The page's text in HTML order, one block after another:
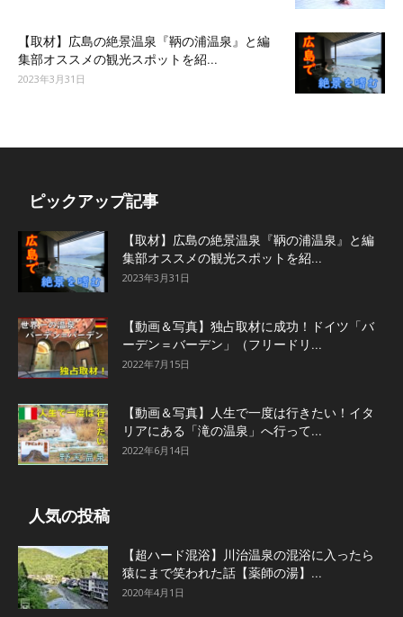
【取材】広島の絶景温泉『鞆の浦温泉』と編
集部オススメの観光スポットを紹...
2023年3月31日
ピックアップ記事
【取材】広島の絶景温泉『鞆の浦温泉』と編
集部オススメの観光スポットを紹...
2023年3月31日
【動画＆写真】独占取材に成功！ドイツ「バ
ーデン＝バーデン」（フリードリ...
2022年7月15日
【動画＆写真】人生で一度は行きたい！イタ
リアにある「滝の温泉」へ行って...
2022年6月14日
人気の投稿
【超ハード混浴】川治温泉の混浴に入ったら
猿にまで笑われた話【薬師の湯】...
2020年4月1日